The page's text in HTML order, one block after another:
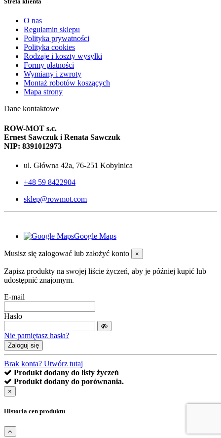
O nas
Regulamin sklepu
Polityka prywatności
Polityka cookies
Rodzaje i koszty wysyłki
Formy płatności
Wymiany i zwroty
Montaż robotów koszących
Mapa strony
Dane kontaktowe
ROW-MOT s.c.
Ernest Sawczuk i Renata Sawczuk
NIP: 8391012973
ul. Główna 42a, 76-251 Kobylnica
+48 59 8422904
sklep@rowmot.com
Google Maps
Musisz się zalogować lub założyć konto ×
Zapisz produkty na swojej liście życzeń, aby je później kupić lub
udostępnić znajomym.
E-mail
Hasło
Nie pamiętasz hasła?
Zaloguj się
Brak konta? Utwórz tutaj
Produkt dodany do listy życzeń
Produkt dodany do porównania.
×
Historia cen produktu